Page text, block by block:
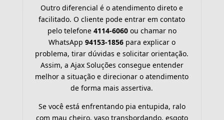
Outro diferencial é o atendimento direto e
facilitado. O cliente pode entrar em contato
pelo telefone 4114-6060ou chamar no
WhatsApp 94153-1856para explicar o
problema, tirar dúvidas e solicitar orientação.
Assim, a Ajax Soluções consegue entender
melhor a situação e direcionar o atendimento
de forma mais assertiva.
Se você está enfrentando pia entupida, ralo
com mau cheiro, vaso transbordando, esgoto